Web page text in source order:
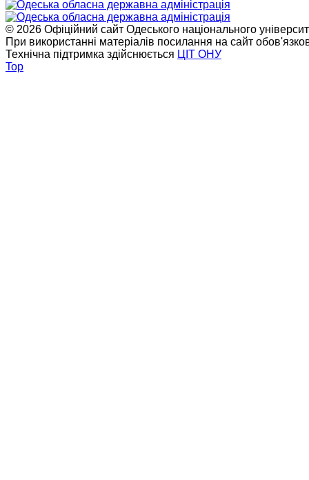
© 2026 Офіційний сайт Одеського національного
При використанні матеріалів посилання на сайт
Технічна підтримка здійснюється ЦІТ ОНУ
Top